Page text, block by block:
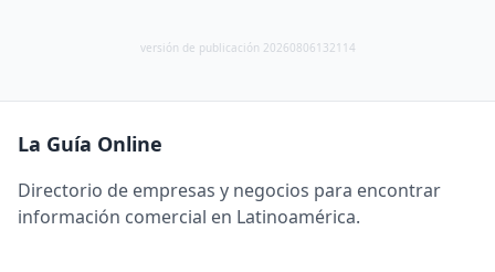
versión de publicación 20260806132114
La Guía Online
Directorio de empresas y negocios para encontrar
información comercial en Latinoamérica.